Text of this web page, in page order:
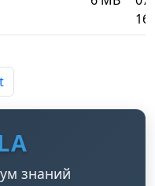
знаний